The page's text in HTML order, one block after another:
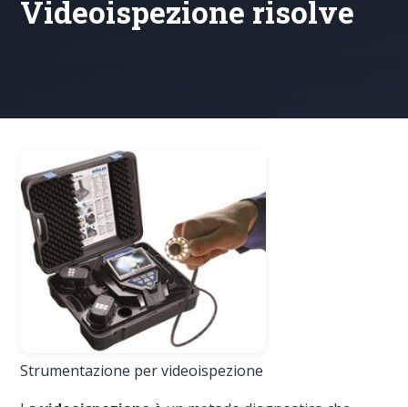
Videoispezione risolve
Strumentazione per videoispezione